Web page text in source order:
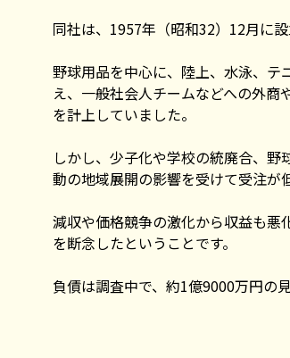
同社は、1957年（昭和32）12月に
野球用品を中心に、陸上、水泳、
え、一般社会人チームなどへの外
を計上していました。
しかし、少子化や学校の統廃合、
動の地域展開の影響を受けて受注が
減収や価格競争の激化から収益も
を断念したということです。
負債は調査中で、約1億9000万円の見